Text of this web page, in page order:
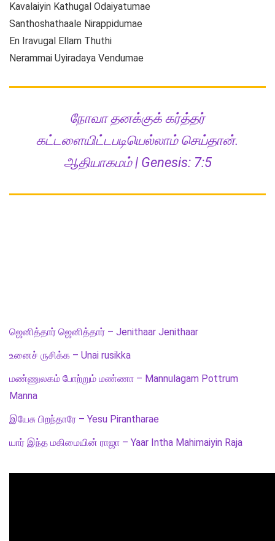
Kavalaiyin Kathugal Odaiyatumae
Santhoshathaale Nirappidumae
En Iravugal Ellam Thuthi
Nerammai Uyiradaya Vendumae
நோவா தனக்குக் கர்த்தர்
கட்டளையிட்டபடியெல்லாம் செய்தான்.
ஆதியாகமம் | Genesis: 7:5
ஜெனித்தார் ஜெனித்தார் – Jenithaar Jenithaar
உனைச் ருசிக்க – Unai rusikka
மண்ணுலகம் போற்றும் மண்ணா – Mannulagam Pottrum
Manna
இயேசு பிறந்தாரே – Yesu Pirantharae
யார் இந்த மகிமையின் ராஜா – Yaar Intha Mahimaiyin Raja